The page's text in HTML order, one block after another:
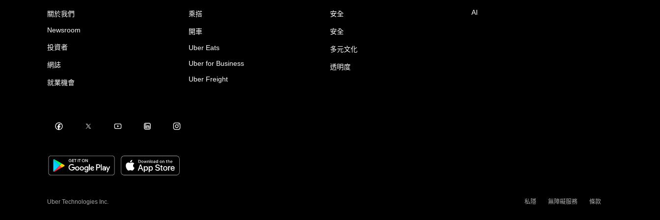
關於我們
Newsroom
投資者
網誌
就業機會
乘搭
開車
Uber Eats
Uber for Business
Uber Freight
安全
安全
多元文化
透明度
AI
Uber Technologies Inc. 私隱 無障礙服務 條款